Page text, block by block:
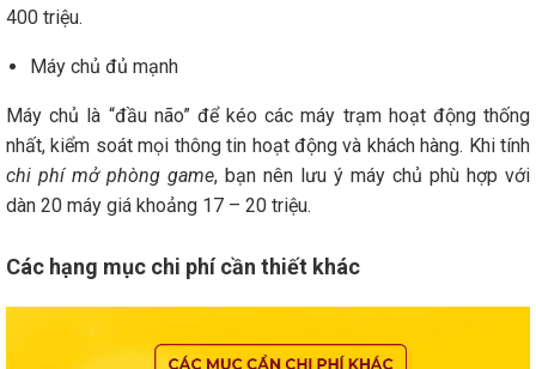
400 triệu.
Máy chủ đủ mạnh
Máy chủ là “đầu não” để kéo các máy trạm hoạt động thống
nhất, kiểm soát mọi thông tin hoạt động và khách hàng. Khi tính
chi phí mở phòng game, bạn nên lưu ý máy chủ phù hợp với
dàn 20 máy giá khoảng 17 – 20 triệu.
Các hạng mục chi phí cần thiết khác